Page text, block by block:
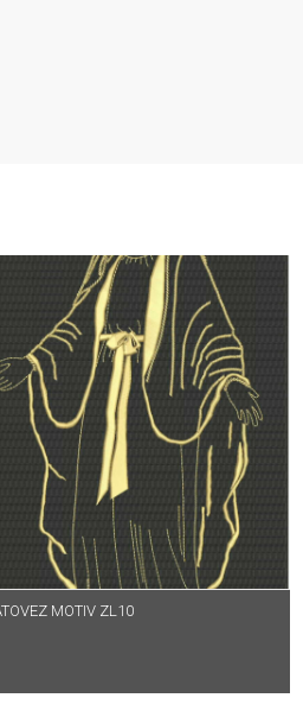
MOTIV ZL10
PROČITAJ VIŠE